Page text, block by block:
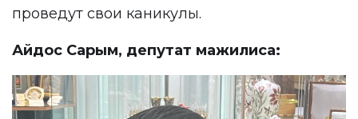
проведут свои каникулы.
Айдос Сарым, депутат мажилиса: